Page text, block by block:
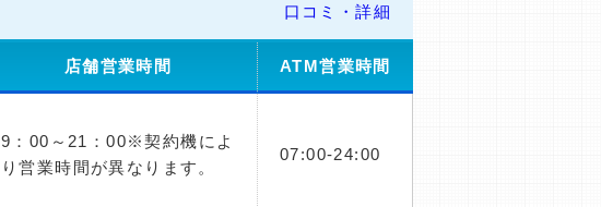
口コミ・詳細
店舗営業時間 ATM営業時間
9：00～21：00※契約機によ
り営業時間が異なります。
07:00-24:00